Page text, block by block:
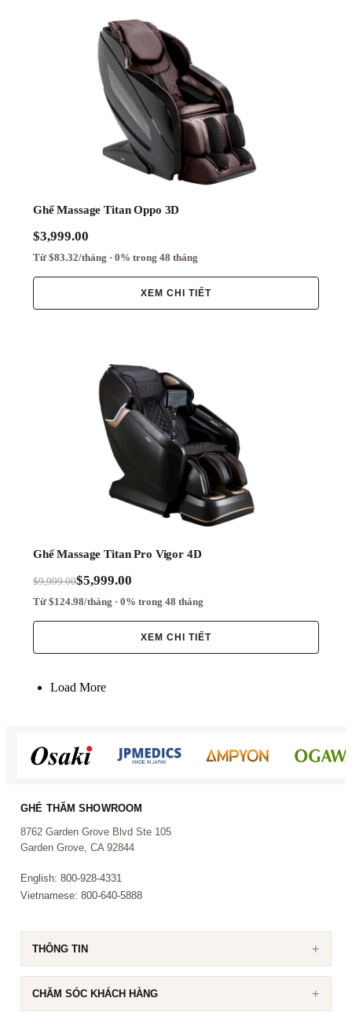
Ghế Massage Titan Oppo 3D
$3,999.00
Từ $83.32/tháng · 0% trong 48 tháng
XEM CHI TIẾT
Ghế Massage Titan Pro Vigor 4D
$9,999.00$5,999.00
Từ $124.98/tháng · 0% trong 48 tháng
XEM CHI TIẾT
Load More
GHÉ THĂM SHOWROOM
8762 Garden Grove Blvd Ste 105
Garden Grove, CA 92844
English: 800-928-4331
Vietnamese: 800-640-5888
THÔNG TIN
CHĂM SÓC KHÁCH HÀNG